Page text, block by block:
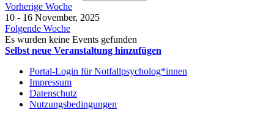
Vorherige Woche
10 - 16 November, 2025
Folgende Woche
Es wurden keine Events gefunden
Selbst neue Veranstaltung hinzufügen
Portal-Login für Notfallpsycholog*innen
Impressum
Datenschutz
Nutzungsbedingungen